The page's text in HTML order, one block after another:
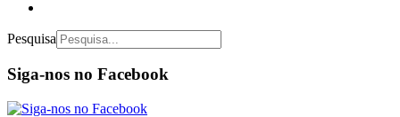
Pesquisa
Siga-nos no Facebook